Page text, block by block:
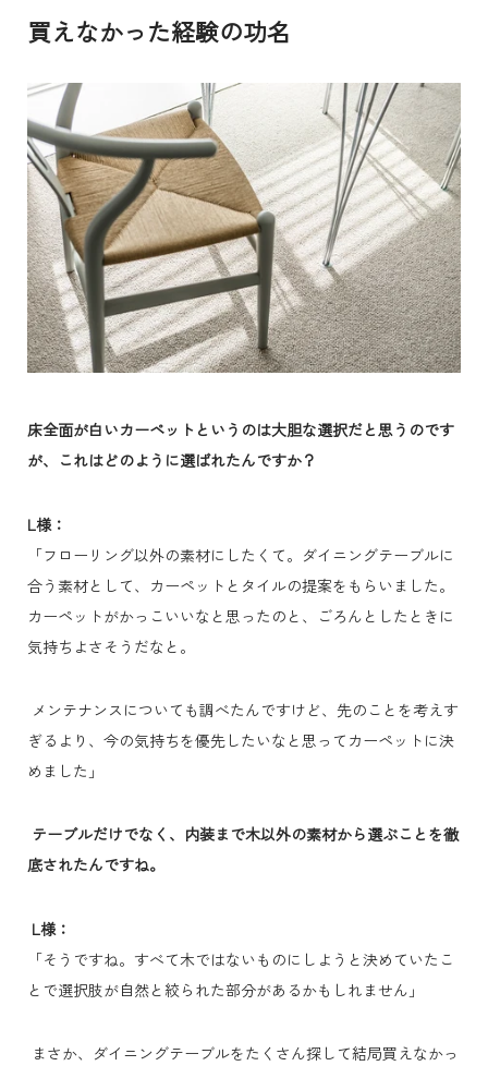
買えなかった経験の功名
床全面が白いカーペットというのは大胆な選択だと思うのです
が、これはどのように選ばれたんですか？
L様：
「フローリング以外の素材にしたくて。ダイニングテーブルに
合う素材として、カーペットとタイルの提案をもらいました。
カーペットがかっこいいなと思ったのと、ごろんとしたときに
気持ちよさそうだなと。
メンテナンスについても調べたんですけど、先のことを考えす
ぎるより、今の気持ちを優先したいなと思ってカーペットに決
めました」
テーブルだけでなく、内装まで木以外の素材から選ぶことを徹
底されたんですね。
L様：
「そうですね。すべて木ではないものにしようと決めていたこ
とで選択肢が自然と絞られた部分があるかもしれません」
まさか、ダイニングテーブルをたくさん探して結局買えなかっ